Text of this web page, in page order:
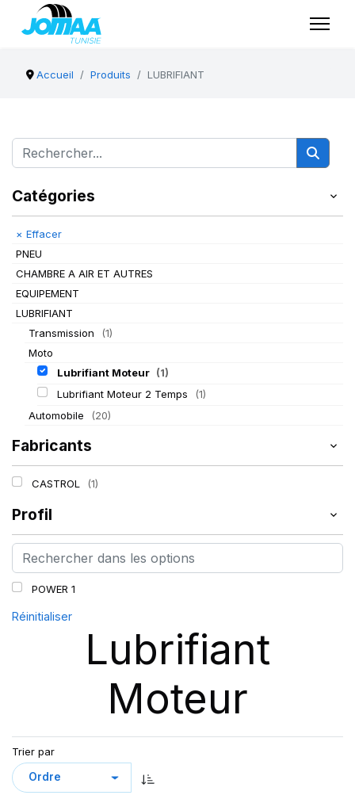
Accueil Produits LUBRIFIANT
Catégories
× Effacer
PNEU
CHAMBRE A AIR ET AUTRES
EQUIPEMENT
LUBRIFIANT
Transmission
(1)
Moto
Lubrifiant Moteur (1)
Lubrifiant Moteur 2 Temps
(1)
Automobile
(20)
Fabricants
CASTROL (1)
Profil
POWER 1
Réinitialiser
Lubrifiant
Moteur
Trier par